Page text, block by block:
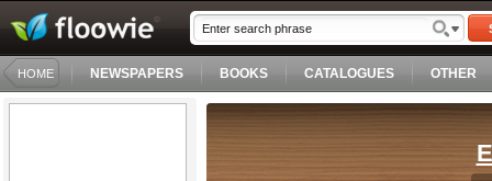
HOME NEWSPAPERS BOOKS CATALOGUES OTHER